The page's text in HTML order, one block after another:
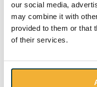
our social media,
may combine it with
provided to them or that
of their services.
Rigging &
Banksmen
excl. registratiekosten,